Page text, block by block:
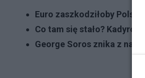
Euro zaszkodziłoby
Co tam się stało?
George Soros znika z